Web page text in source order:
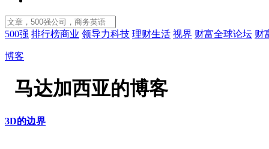
500强 排行榜商业 领导力科技 理财生活 视界 财富全球论坛 财
博客
马达加西亚的博客
3D的边界